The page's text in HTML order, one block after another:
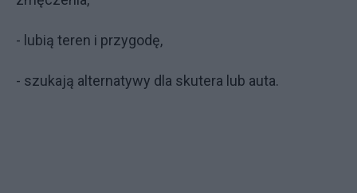
- lubią teren i przygodę,
- szukają alternatywy dla skutera lub auta.